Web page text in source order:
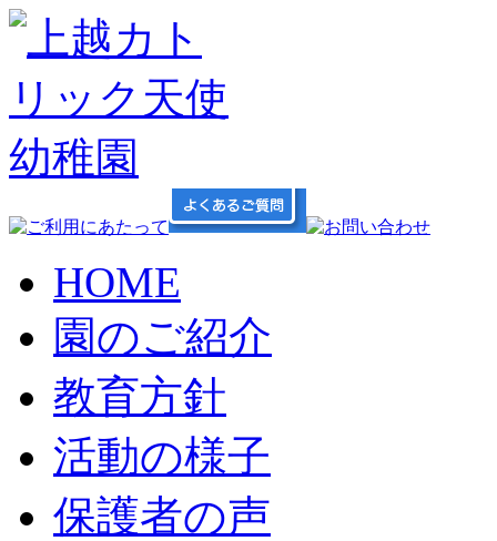
HOME
園のご紹介
教育方針
活動の様子
保護者の声